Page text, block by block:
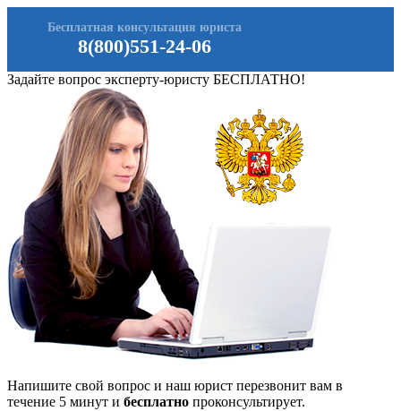
8(800)551-24-06
Бесплатная консультация юриста
Задайте вопрос эксперту-юристу БЕСПЛАТНО!
Напишите свой вопрос и наш юрист перезвонит вам в
течение 5 минут и бесплатно проконсультирует.